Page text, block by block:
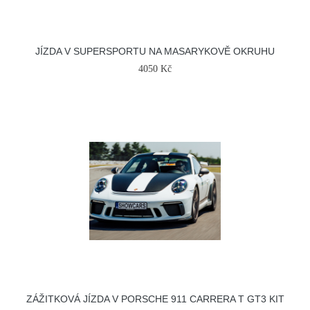
JÍZDA V SUPERSPORTU NA MASARYKOVĚ OKRUHU
4050 Kč
ZÁŽITKOVÁ JÍZDA V PORSCHE 911 CARRERA T GT3 KIT